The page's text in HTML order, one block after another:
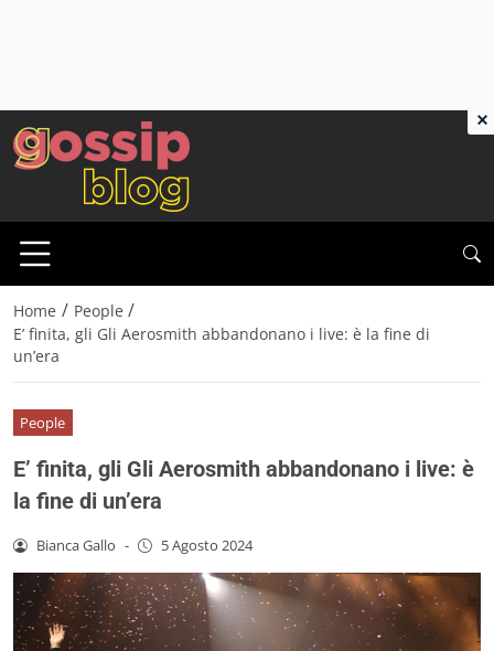
Home / People /
E’ finita, gli Gli Aerosmith abbandonano i live: è la fine di
un’era
People
E’ finita, gli Gli Aerosmith abbandonano i live: è
la fine di un’era
Bianca Gallo - 5 Agosto 2024
×